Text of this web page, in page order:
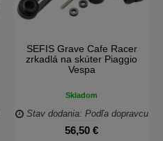
SEFIS Grave Cafe Racer
zrkadlá na skúter Piaggio
Vespa
Skladom
Stav dodania: Podľa dopravcu
56,50 €